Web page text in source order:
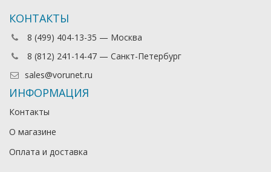
КОНТАКТЫ
8 (499) 404-13-35 — Москва
8 (812) 241-14-47 — Санкт-Петербург
sales@vorunet.ru
ИНФОРМАЦИЯ
Контакты
О магазине
Оплата и доставка